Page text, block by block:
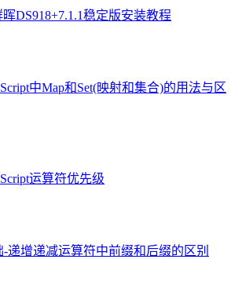
DS918+7.1.1稳定版安装教程
中Map和Set(映射和集合)的用法与区
运算符优先级
-递增递减运算符中前缀和后缀的区别